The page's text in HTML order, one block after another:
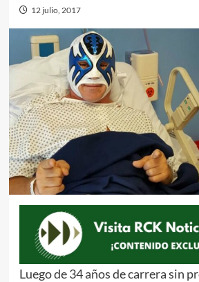
12 julio, 2017
Luego de 34 años de carrera sin